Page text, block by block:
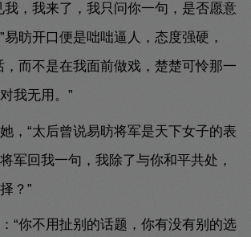
我，我来了，我只问你一句，是否愿意
易昉开口便是咄咄逼人，态度强硬，
，而不是在我面前做戏，楚楚可怜那一
我无用。”
，“太后曾说易昉将军是天下女子的表
军回我一句，我除了与你和平共处，
？”
“你不用扯别的话题，你有没有别的选